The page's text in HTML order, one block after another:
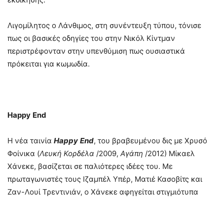
Λιγομίλητος ο Λάνθιμος, στη συνέντευξη τύπου, τόνισε
πως οι βασικές οδηγίες του στην Νικόλ Κίντμαν
περιστρέφονταν στην υπενθύμιση πως ουσιαστικά
πρόκειται για κωμωδία.
Happy End
Η νέα ταινία Happy End, του βραβευμένου δις με Χρυσό
Φοίνικα (Λευκή Κορδέλα /2009, Αγάπη /2012) Μίκαελ
Χάνεκε, βασίζεται σε παλιότερες ιδέες του. Με
πρωταγωνιστές τους Ιζαμπέλ Υπέρ, Ματιέ Κασοβίτς και
Ζαν-Λουί Τρεντινιάν, ο Χάνεκε αφηγείται στιγμιότυπα